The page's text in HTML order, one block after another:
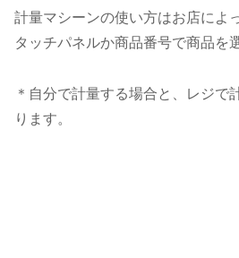
計量マシーンの使い方はお店によ
タッチパネルか商品番号で商品を
＊自分で計量する場合と、レジで
ります。